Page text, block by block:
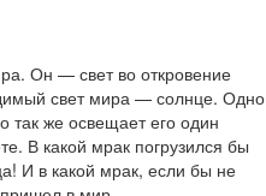
Он — свет во откровение
свет мира — солнце. Одно
так же освещает его один
В какой мрак погрузился бы
И в какой мрак, если бы не